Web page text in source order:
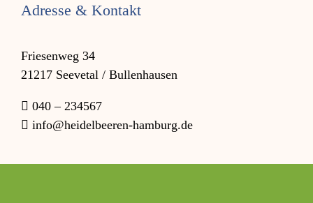
Adresse & Kontakt
Friesenweg 34
21217 Seevetal / Bullenhausen
040 – 234567
info@heidelbeeren-hamburg.de